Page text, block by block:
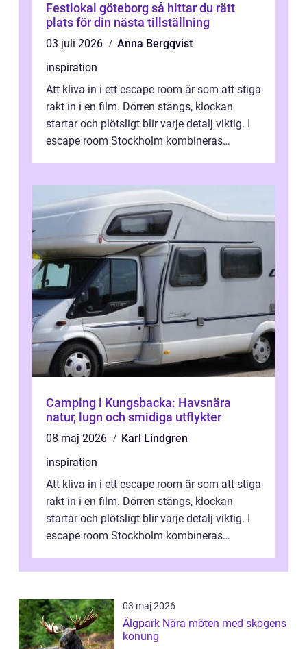
Festlokal göteborg så hittar du rätt
plats för din nästa tillställning
03 juli 2026
Anna Bergqvist
inspiration
Att kliva in i ett escape room är som att stiga
rakt in i en film. Dörren stängs, klockan
startar och plötsligt blir varje detalj viktig. I
escape room Stockholm kombineras
Camping i Kungsbacka: Havsnära
natur, lugn och smidiga utflykter
08 maj 2026
Karl Lindgren
inspiration
Att kliva in i ett escape room är som att stiga
rakt in i en film. Dörren stängs, klockan
startar och plötsligt blir varje detalj viktig. I
escape room Stockholm kombineras
03 maj 2026
Älgpark Nära möten med skogens
konung